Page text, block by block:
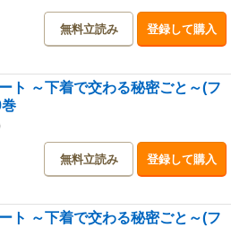
無料立読み 登録して購入
ト ～下着で交わる秘密ごと～(フ
無料立読み 登録して購入
ト ～下着で交わる秘密ごと～(フ